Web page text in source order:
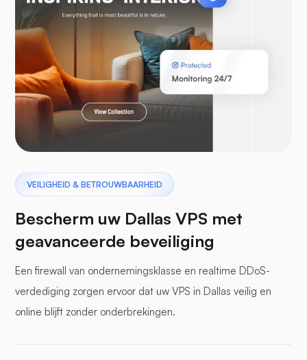
Laravel
Pterodactyl
bufferpanelen
VEILIGHEID & BETROUWBAARHEID
Bescherm uw Dallas VPS met
geavanceerde beveiliging
Een firewall van ondernemingsklasse en realtime DDoS-
verdediging zorgen ervoor dat uw VPS in Dallas veilig en
online blijft zonder onderbrekingen.